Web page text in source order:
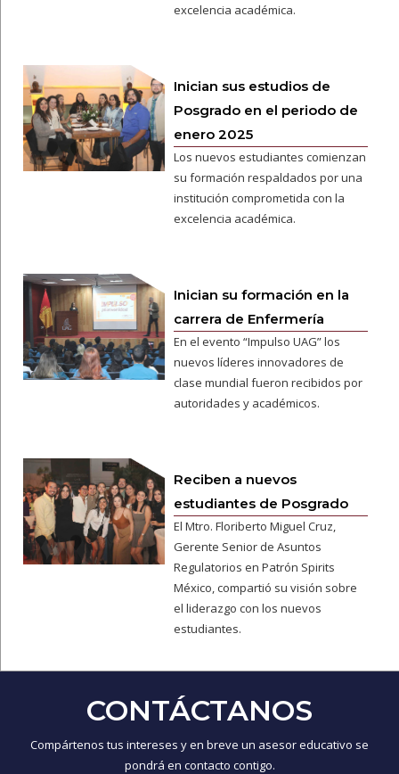
excelencia académica.
Inician sus estudios de
Posgrado en el periodo de
enero 2025
Los nuevos estudiantes comienzan
su formación respaldados por una
institución comprometida con la
excelencia académica.
Inician su formación en la
carrera de Enfermería
En el evento “Impulso UAG” los
nuevos líderes innovadores de
clase mundial fueron recibidos por
autoridades y académicos.
Reciben a nuevos
estudiantes de Posgrado
El Mtro. Floriberto Miguel Cruz,
Gerente Senior de Asuntos
Regulatorios en Patrón Spirits
México, compartió su visión sobre
el liderazgo con los nuevos
estudiantes.
CONTÁCTANOS
Compártenos tus intereses y en breve un asesor educativo se
pondrá en contacto contigo.